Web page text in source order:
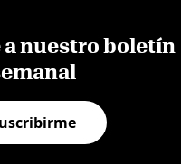
nuestro boletín